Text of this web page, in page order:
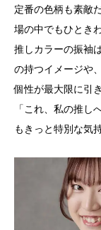
定番の色柄も素敵
場の中でもひとき
推しカラーの振袖
の持つイメージや
個性が最大限に引
「これ、私の推
もきっと特別な気